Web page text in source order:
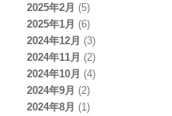
2025年2月 (5)
2025年1月 (6)
2024年12月 (3)
2024年11月 (2)
2024年10月 (4)
2024年9月 (2)
2024年8月 (1)